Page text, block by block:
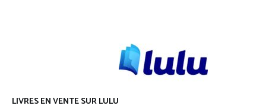
LIVRES EN VENTE SUR LULU